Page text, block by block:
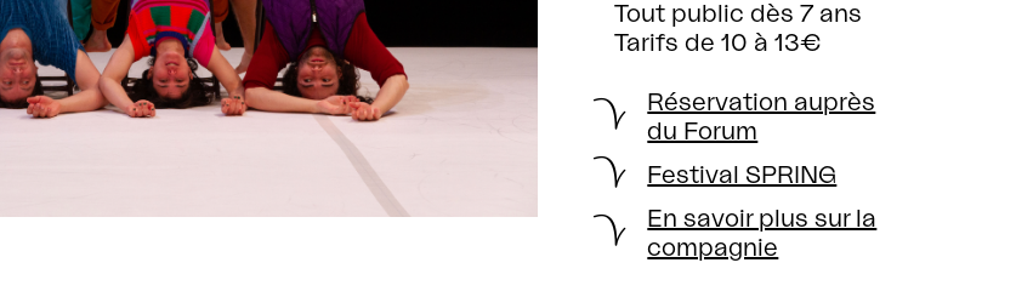
Tout public dès 7 ans
Tarifs de 10 à 13€
Réservation auprès
du Forum
Festival SPRING
En savoir plus sur la
compagnie